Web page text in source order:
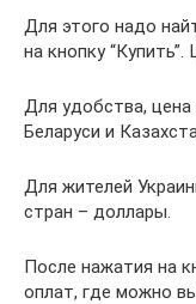
Для этого надо
на кнопку “Купить”.
Для удобства, цена
Беларуси и
Для жителей
стран – доллары.
После нажатия на
оплат, где можно